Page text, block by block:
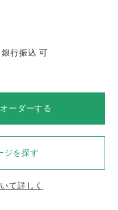
行振込 可
ーダーする
ジを探す
て詳しく